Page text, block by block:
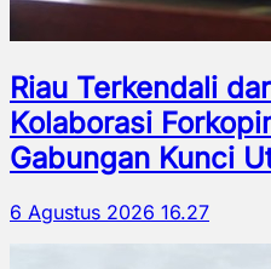
Riau Terkendali
Kolaborasi
Gabungan Kunci
6 Agustus 2026 16.27